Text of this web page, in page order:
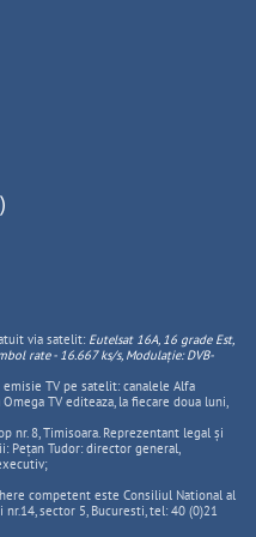
via satelit: Eutelsat 16A, 16 grade Est,
rate - 16.667 ks/s, Modulație: DVB-
TV pe satelit: canalele Alfa
TV editeaza, la fiecare doua luni,
nr. 8, Timisoara. Reprezentant legal și
Pețan Tudor: director general,
competent este Consiliul National al
sector 5, Bucuresti, tel: 40 (0)21